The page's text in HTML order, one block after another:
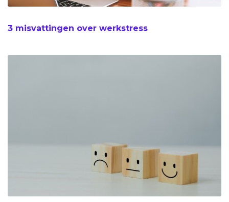
3 misvattingen over werkstress